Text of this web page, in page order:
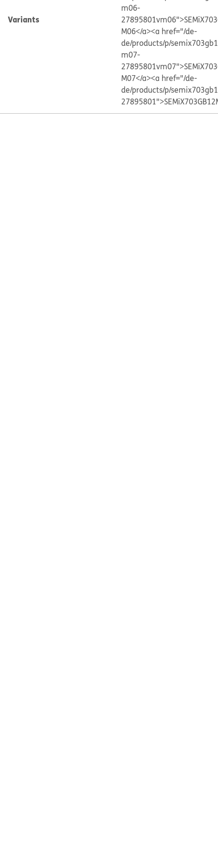
Variants
m06-
M06</a><a href="/de-
de/products/p/
m07-
M07</a><a href="/de-
de/products/p/